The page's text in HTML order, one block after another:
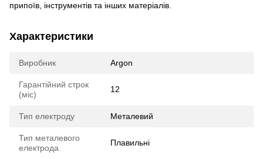
припоїв, інструментів та інших матеріалів.
Характеристики
Виробник Argon
Гарантійний строк
(міс)
12
Тип електроду Металевий
Тип металевого
електрода
Плавильні